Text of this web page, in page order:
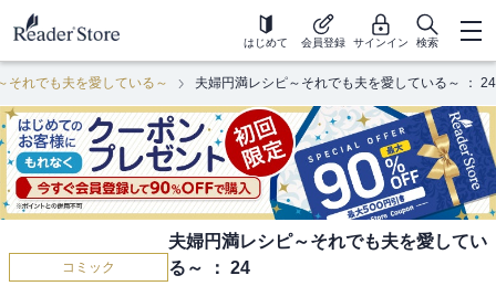
はじめて 会員登録 サインイン 検索
それでも夫を愛している～ 夫婦円満レシピ～それでも夫を愛している～ ： 24
コミック
夫婦円満レシピ～それでも夫を愛してい
る～ ： 24